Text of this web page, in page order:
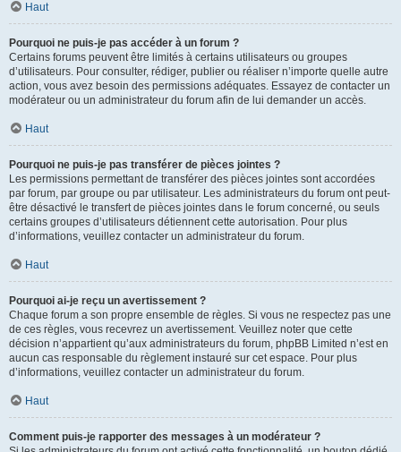
Haut
Pourquoi ne puis-je pas accéder à un forum ?
Certains forums peuvent être limités à certains utilisateurs ou groupes
d’utilisateurs. Pour consulter, rédiger, publier ou réaliser n’importe quelle autre
action, vous avez besoin des permissions adéquates. Essayez de contacter un
modérateur ou un administrateur du forum afin de lui demander un accès.
Haut
Pourquoi ne puis-je pas transférer de pièces jointes ?
Les permissions permettant de transférer des pièces jointes sont accordées
par forum, par groupe ou par utilisateur. Les administrateurs du forum ont peut-
être désactivé le transfert de pièces jointes dans le forum concerné, ou seuls
certains groupes d’utilisateurs détiennent cette autorisation. Pour plus
d’informations, veuillez contacter un administrateur du forum.
Haut
Pourquoi ai-je reçu un avertissement ?
Chaque forum a son propre ensemble de règles. Si vous ne respectez pas une
de ces règles, vous recevrez un avertissement. Veuillez noter que cette
décision n’appartient qu’aux administrateurs du forum, phpBB Limited n’est en
aucun cas responsable du règlement instauré sur cet espace. Pour plus
d’informations, veuillez contacter un administrateur du forum.
Haut
Comment puis-je rapporter des messages à un modérateur ?